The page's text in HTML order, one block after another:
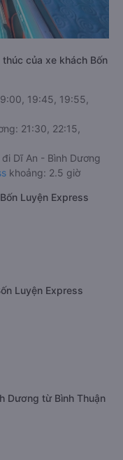
của xe khách Bốn
19:45, 19:55,
21:30, 22:15,
Dĩ An - Bình Dương
khoảng: 2.5 giờ
Luyện Express
Luyện Express
Dương từ Bình Thuận